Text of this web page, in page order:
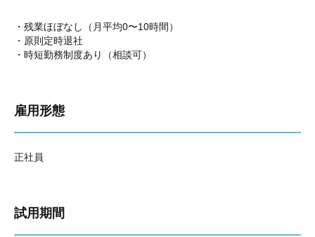
・残業ほぼなし（月平均0〜10時間）
・原則定時退社
・時短勤務制度あり（相談可）
雇用形態
正社員
試用期間